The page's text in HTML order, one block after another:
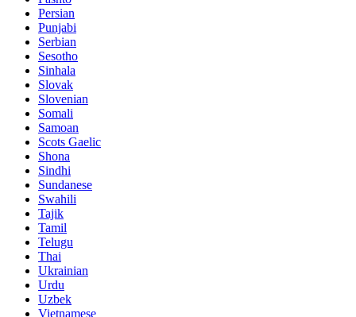
Persian
Punjabi
Serbian
Sesotho
Sinhala
Slovak
Slovenian
Somali
Samoan
Scots Gaelic
Shona
Sindhi
Sundanese
Swahili
Tajik
Tamil
Telugu
Thai
Ukrainian
Urdu
Uzbek
Vietnamese